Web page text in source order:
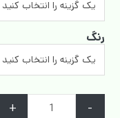
رنگ
-
+